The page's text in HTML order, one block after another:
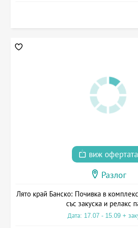
виж офертата
Разлог
Лято край Банско: Почивка в
със закуска и релакс
Дата: 17.07 - 15.09 +